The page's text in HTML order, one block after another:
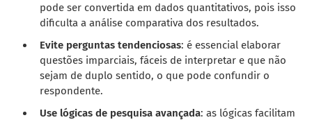
pode ser convertida em dados quantitativos, pois isso
dificulta a análise comparativa dos resultados.
Evite perguntas tendenciosas: é essencial elaborar
questões imparciais, fáceis de interpretar e que não
sejam de duplo sentido, o que pode confundir o
respondente.
Use lógicas de pesquisa avançada: as lógicas facilitam